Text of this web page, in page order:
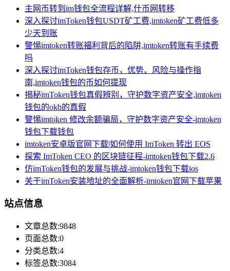
主网币转到im钱包全流程详解,什币网转移
深入探讨imToken钱包USDT矿工费,imtoken矿工费低多
少天到账
警惕imtoken转账福利背后的陷阱,imtoken转账有手续费
吗
深入探讨imToken钱包存币，优势、风险与操作指
南,imtoken钱包的币如何提现
揭秘imToken钱包真假辨别，守护数字资产安全,imtoken
钱包的okb的真假
警惕imtoken 修改余额骗局，守护数字资产安全-imtoken
钱包下载钱包
imtoken安卓版官网下载|如何使用 ImToken 转出 EOS
探索 ImToken CEO 的区块链征程-imtoken钱包下载2.6
仿imToken钱包的发展与挑战-imtoken钱包下载ios
关于imToken安装地址的全面解析-imtoken官网下载苹果
站点信息
文章总数:9848
页面总数:0
分类总数:4
标签总数:3084